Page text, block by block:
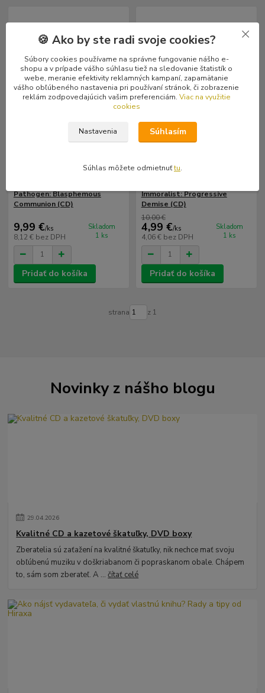
Pathogen: Blasphemous
Communion (CD)
9,99 €/ks
8,12 € bez DPH
Skladom
1 ks
Pridať do košíka
Immoralist: Progressive
Demise (CD)
10,00 €
4,99 €/ks
4,06 € bez DPH
Skladom
1 ks
Pridať do košíka
strana z 1
Novinky z nášho blogu
29.04.2026
Kvalitné CD a kazetové škatuľky, DVD boxy
Zberatelia sú zaťažení na kvalitné škatuľky, nik nechce mať svoju
obľúbenú muziku v doškriabanom či popraskanom obale. Chápem
to, sám som zberateľ. A ...čítať celé
🍪 Ako by ste radi svoje cookies?
Súbory cookies používame na správne fungovanie nášho e-
shopu a v prípade vášho súhlasu tiež na sledovanie štatistík o
webe, meranie efektivity reklamných kampaní, zapamätanie
vášho obľúbeného nastavenia pri používaní stránok, či zobrazenie
reklám zodpovedajúcich vašim preferenciám. Viac na využitie
cookies
Nastavenia Súhlasím
Súhlas môžete odmietnuťtu.